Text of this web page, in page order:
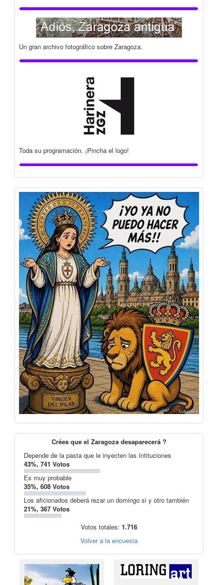
Un gran archivo fotográfico sobre Zaragoza.
Toda su programación. ¡Pincha el logo!
Crées que el Zaragoza desaparecerá ?
Depende de la pasta que le inyecten las Intituciones
43%, 741 Votos
Es muy probable
35%, 608 Votos
Los aficionados deberá rezar un domingo si y otro también
21%, 367 Votos
Votos totales: 1.716
Volver a la encuesta